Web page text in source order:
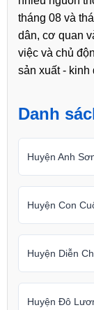
tháng 08 và
dân, cơ quan
việc và chủ
sản xuất - kinh
Danh
Huyện Anh
Huyện Con
Huyện Diễn
Huyện Đô